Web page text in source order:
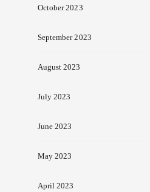
October 2023
September 2023
August 2023
July 2023
June 2023
May 2023
April 2023